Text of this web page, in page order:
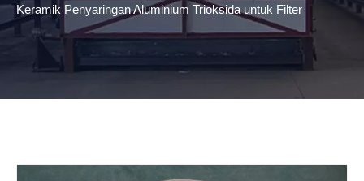
Keramik Penyaringan Aluminium Trioksida untuk Filter